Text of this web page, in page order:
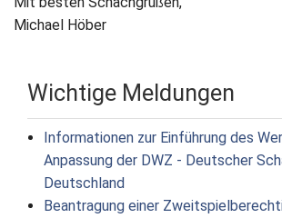
Michael Höber
Wichtige Meldungen
Informationen zur Einführung des
Anpassung der DWZ - Deutscher
Deutschland
Beantragung einer